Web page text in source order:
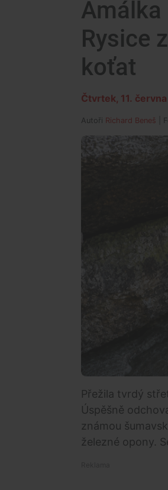
Amálka
Rysice
koťat
Čtvrtek, 11.
Autoři Richard Beneš |
Přežila tvrdý
Úspěšně
známou
železné opony.